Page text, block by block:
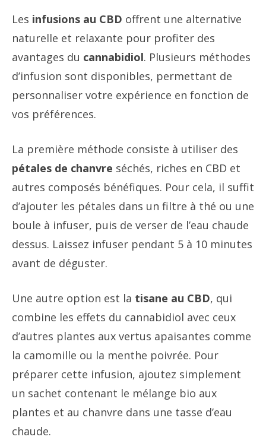
Les infusions au CBD offrent une alternative
naturelle et relaxante pour profiter des
avantages du cannabidiol. Plusieurs méthodes
d’infusion sont disponibles, permettant de
personnaliser votre expérience en fonction de
vos préférences.
La première méthode consiste à utiliser des
pétales de chanvre séchés, riches en CBD et
autres composés bénéfiques. Pour cela, il suffit
d’ajouter les pétales dans un filtre à thé ou une
boule à infuser, puis de verser de l’eau chaude
dessus. Laissez infuser pendant 5 à 10 minutes
avant de déguster.
Une autre option est la tisane au CBD, qui
combine les effets du cannabidiol avec ceux
d’autres plantes aux vertus apaisantes comme
la camomille ou la menthe poivrée. Pour
préparer cette infusion, ajoutez simplement
un sachet contenant le mélange bio aux
plantes et au chanvre dans une tasse d’eau
chaude.